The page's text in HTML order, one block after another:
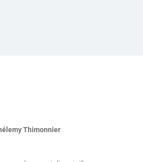
Thimonnier